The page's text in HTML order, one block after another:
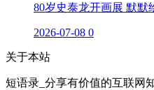
80岁史泰龙开画展 默默
2026-07-08 0
关于本站
短语录_分享有价值的互联网